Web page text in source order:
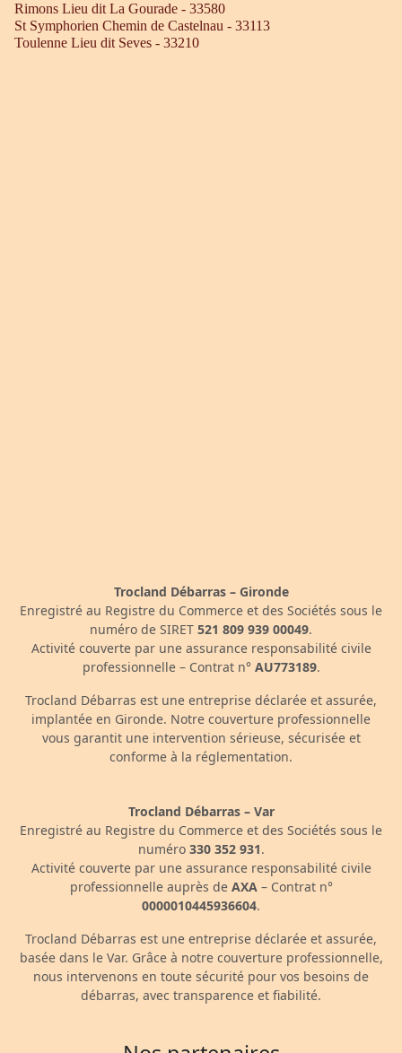
Rimons Lieu dit La Gourade - 33580
St Symphorien Chemin de Castelnau - 33113
Toulenne Lieu dit Seves - 33210
Trocland Débarras – Gironde
Enregistré au Registre du Commerce et des Sociétés sous le
numéro de SIRET 521 809 939 00049.
Activité couverte par une assurance responsabilité civile
professionnelle – Contrat n° AU773189.
Trocland Débarras est une entreprise déclarée et assurée,
implantée en Gironde. Notre couverture professionnelle
vous garantit une intervention sérieuse, sécurisée et
conforme à la réglementation.
Trocland Débarras – Var
Enregistré au Registre du Commerce et des Sociétés sous le
numéro 330 352 931.
Activité couverte par une assurance responsabilité civile
professionnelle auprès de AXA– Contrat n°
0000010445936604.
Trocland Débarras est une entreprise déclarée et assurée,
basée dans le Var. Grâce à notre couverture professionnelle,
nous intervenons en toute sécurité pour vos besoins de
débarras, avec transparence et fiabilité.